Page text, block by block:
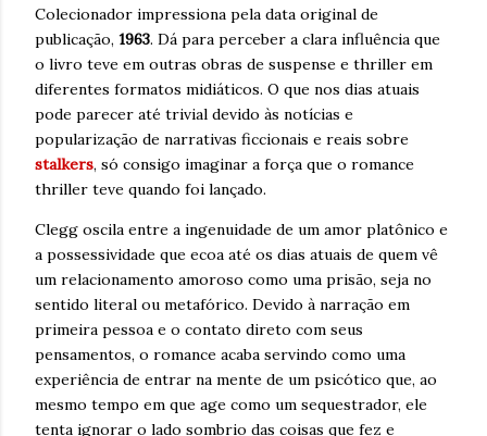
Colecionador impressiona pela data original de
publicação, 1963. Dá para perceber a clara influência que
o livro teve em outras obras de suspense e thriller em
diferentes formatos midiáticos. O que nos dias atuais
pode parecer até trivial devido às notícias e
popularização de narrativas ficcionais e reais sobre
stalkers, só consigo imaginar a força que o romance
thriller teve quando foi lançado.
Clegg oscila entre a ingenuidade de um amor platônico e
a possessividade que ecoa até os dias atuais de quem vê
um relacionamento amoroso como uma prisão, seja no
sentido literal ou metafórico. Devido à narração em
primeira pessoa e o contato direto com seus
pensamentos, o romance acaba servindo como uma
experiência de entrar na mente de um psicótico que, ao
mesmo tempo em que age como um sequestrador, ele
tenta ignorar o lado sombrio das coisas que fez e